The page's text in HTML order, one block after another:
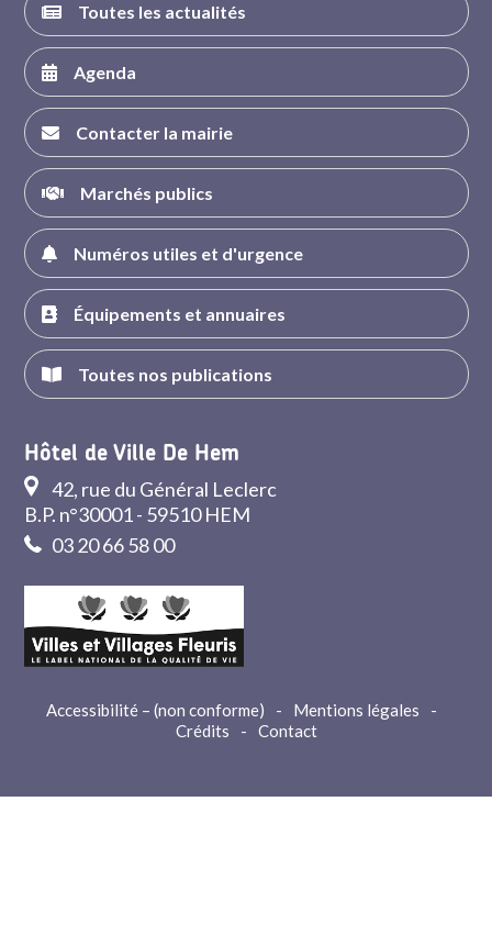
Toutes les actualités
Agenda
Contacter la mairie
Marchés publics
Numéros utiles et d'urgence
Équipements et annuaires
Toutes nos publications
Hôtel de Ville De Hem
42, rue du Général Leclerc
B.P. n°30001 - 59510 HEM
03 20 66 58 00
Accessibilité – (non conforme) - Mentions légales
-
Crédits
- Contact